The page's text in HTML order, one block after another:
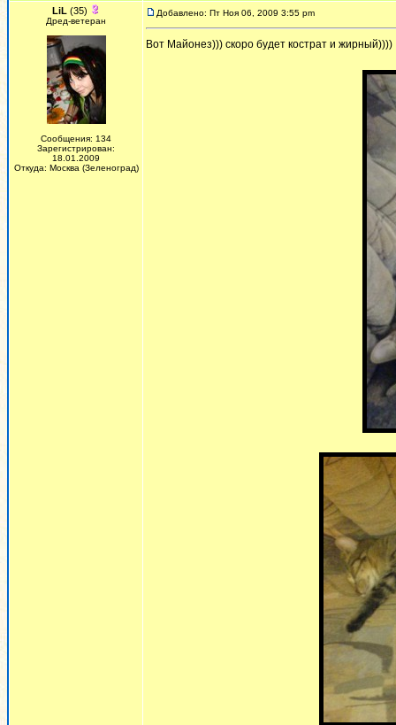
LiL (35)
Дред-ветеран
Сообщения: 134
Зарегистрирован:
18.01.2009
Откуда: Москва (Зеленоград)
Добавлено: Пт Ноя 06, 2009 3:55 pm
Вот Майонез))) скоро будет кострат и жирный))))